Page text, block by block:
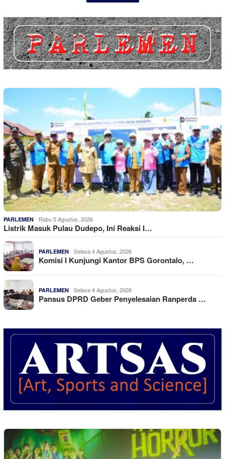
PARLEMEN Rabu 5 Agustus, 2026
Listrik Masuk Pulau Dudepo, Ini Reaksi I…
PARLEMEN Selasa 4 Agustus, 2026
Komisi I Kunjungi Kantor BPS Gorontalo, …
PARLEMEN Selasa 4 Agustus, 2026
Pansus DPRD Geber Penyelesaian Ranperda …